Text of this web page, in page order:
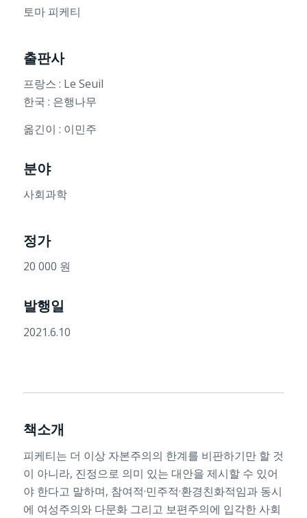
토마 피케티
출판사
프랑스 : Le Seuil
한국 : 은행나무
옮긴이 : 이민주
분야
사회과학
정가
20 000 원
발행일
2021.6.10
책소개
피케티는 더 이상 자본주의의 한계를 비판하기만 할 것
이 아니라, 진정으로 의미 있는 대안을 제시할 수 있어
야 한다고 말하며, 참여적·민주적·환경친화적임과 동시
에 여성주의와 다문화 그리고 보편주의에 입각한 사회